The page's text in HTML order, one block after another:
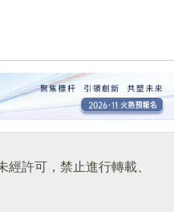
許可，禁止進行轉載、